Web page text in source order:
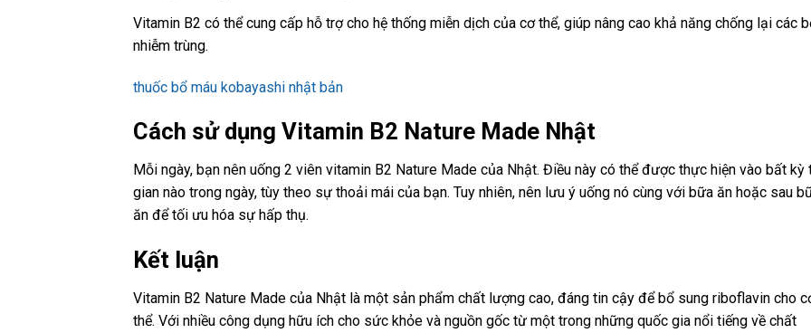
Vitamin B2 có thể cung cấp hỗ trợ cho hệ thống miễn dịch của cơ thể, giúp nâng cao khả năng chống lại các
nhiễm trùng.
thuốc bổ máu kobayashi nhật bản
Cách sử dụng Vitamin B2 Nature Made Nhật
Mỗi ngày, bạn nên uống 2 viên vitamin B2 Nature Made của Nhật. Điều này có thể được thực hiện vào bất kỳ
gian nào trong ngày, tùy theo sự thoải mái của bạn. Tuy nhiên, nên lưu ý uống nó cùng với bữa ăn hoặc sau
ăn để tối ưu hóa sự hấp thụ.
Kết luận
Vitamin B2 Nature Made của Nhật là một sản phẩm chất lượng cao, đáng tin cậy để bổ sung riboflavin cho
thể. Với nhiều công dụng hữu ích cho sức khỏe và nguồn gốc từ một trong những quốc gia nổi tiếng về chất